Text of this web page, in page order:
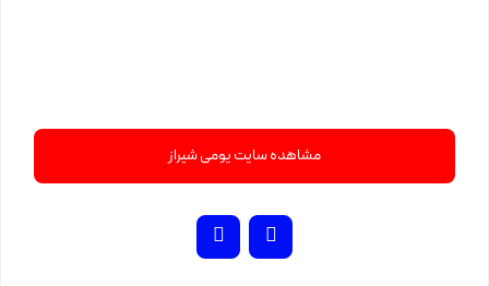
مشاهده سایت یومی شیراز